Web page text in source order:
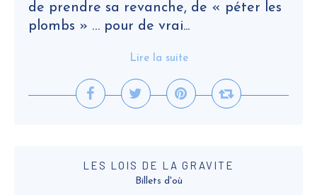
de prendre sa revanche, de « péter les
plombs » … pour de vrai...
Lire la suite
LES LOIS DE LA GRAVITE
Billets d'où